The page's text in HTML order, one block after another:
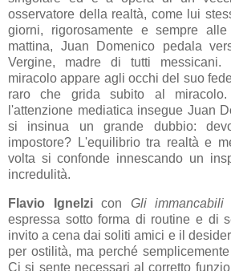
osservatore della realtà, come lui
giorni, rigorosamente e sempre
mattina, Juan Domenico pedala
Vergine, madre di tutti
miracolo appare agli occhi del suo
raro che grida subito al
l'attenzione mediatica insegue Juan
si insinua un grande dubbio:
impostore? L'equilibrio tra realtà e
volta si confonde innescando un
incredulità.
Flavio Ignelzicon Gli immancabili
espressa sotto forma di routine e di
invito a cena dai soliti amici e il
per ostilità, ma perché
Ci si sente necessari al corretto